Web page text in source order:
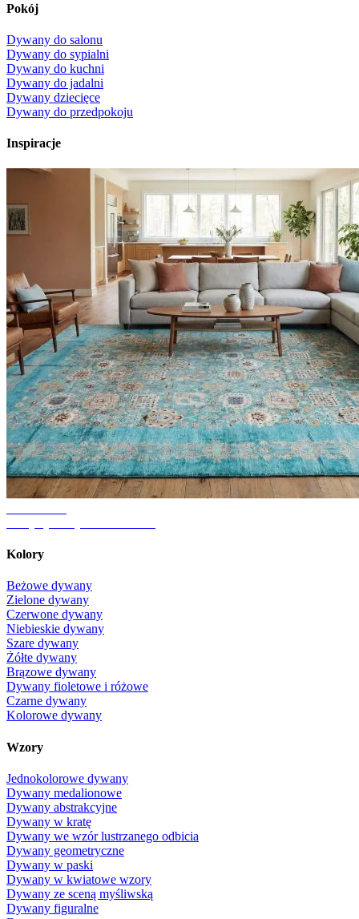
Pokój
Dywany do salonu
Dywany do sypialni
Dywany do kuchni
Dywany do jadalni
Dywany dziecięce
Dywany do przedpokoju
Inspiracje
Kolory
Beżowe dywany
Zielone dywany
Czerwone dywany
Niebieskie dywany
Szare dywany
Żółte dywany
Brązowe dywany
Dywany fioletowe i różowe
Czarne dywany
Kolorowe dywany
Wzory
Jednokolorowe dywany
Dywany medalionowe
Dywany abstrakcyjne
Dywany w kratę
Dywany we wzór lustrzanego odbicia
Dywany geometryczne
Dywany w paski
Dywany w kwiatowe wzory
Dywany ze sceną myśliwską
Dywany figuralne